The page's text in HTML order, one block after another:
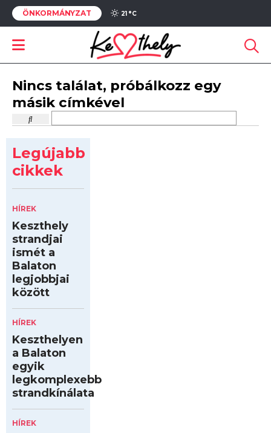
ÖNKORMÁNYZAT 21 °C
Nincs találat, próbálkozz egy
másik címkével
Legújabb
cikkek
HÍREK
Keszthely
strandjai
ismét a
Balaton
legjobbjai
között
HÍREK
Keszthelyen
a Balaton
egyik
legkomplexebb
strandkínálata
HÍREK